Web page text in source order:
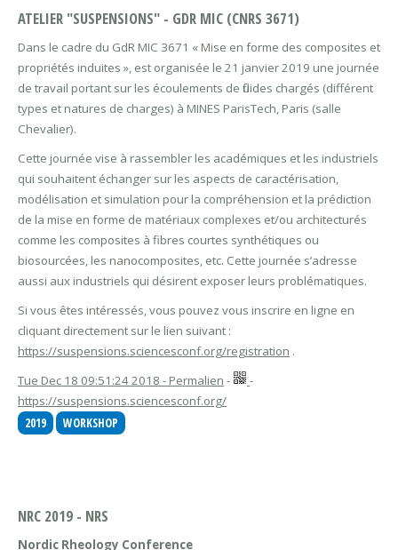
ATELIER "SUSPENSIONS" - GDR MIC (CNRS 3671)
Dans le cadre du GdR MIC 3671 « Mise en forme des composites et
propriétés induites », est organisée le 21 janvier 2019 une journée
de travail portant sur les écoulements de fluides chargés (différent
types et natures de charges) à MINES ParisTech, Paris (salle
Chevalier).
Cette journée vise à rassembler les académiques et les industriels
qui souhaitent échanger sur les aspects de caractérisation,
modélisation et simulation pour la compréhension et la prédiction
de la mise en forme de matériaux complexes et/ou architecturés
comme les composites à fibres courtes synthétiques ou
biosourcées, les nanocomposites, etc. Cette journée s’adresse
aussi aux industriels qui désirent exposer leurs problématiques.
Si vous êtes intéressés, vous pouvez vous inscrire en ligne en
cliquant directement sur le lien suivant :
https://suspensions.sciencesconf.org/registration .
Tue Dec 18 09:51:24 2018 - Permalien -
-
https://suspensions.sciencesconf.org/
2019
WORKSHOP
NRC 2019 - NRS
Nordic Rheology Conference